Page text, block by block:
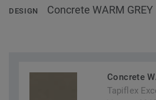
DESIGN Concrete WARM GREY
Concrete
Tapiflex